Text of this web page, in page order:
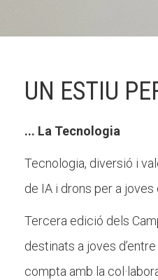
UN ESTIU
... La Tecnologia
Tecnologia, diversió i
de IA i drons per a joves
Tercera edició dels
destinats a joves
compta amb la
La Fundació
Els comptes clars
Memòria d'activitats
Proposta educativa